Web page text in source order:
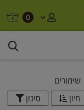
0
שימורים
סינון מיון